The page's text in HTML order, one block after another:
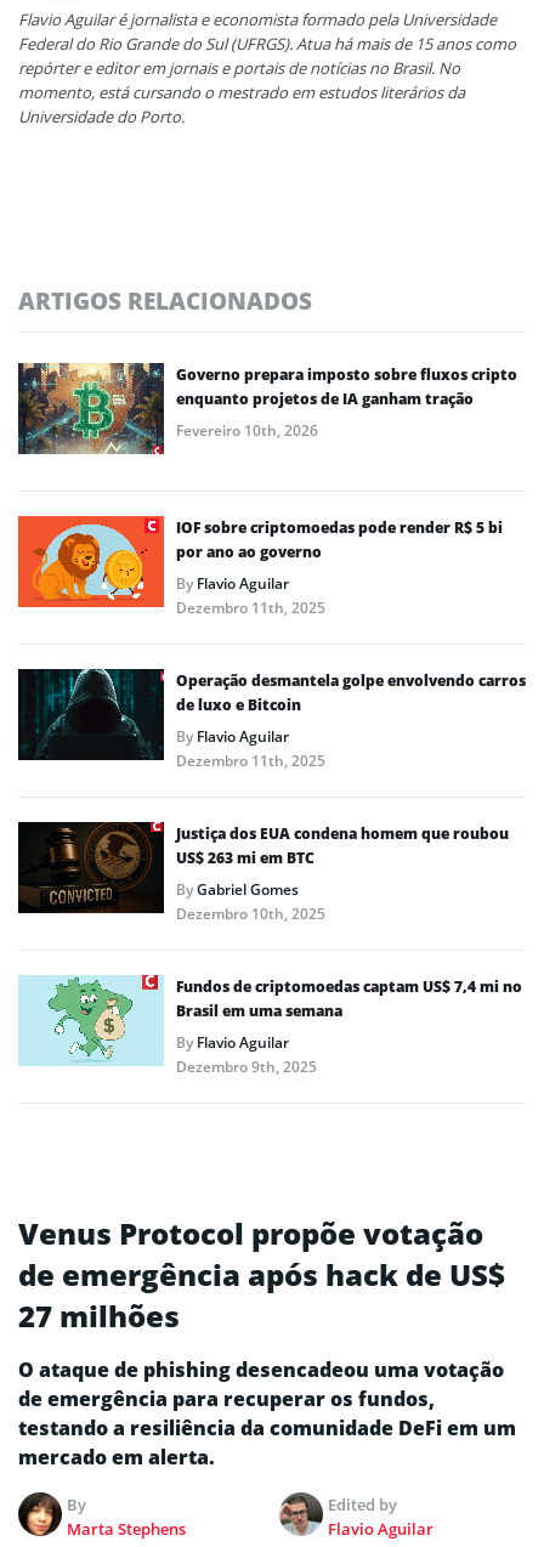
Flavio Aguilar é jornalista e economista formado pela Universidade
Federal do Rio Grande do Sul (UFRGS). Atua há mais de 15 anos como
repórter e editor em jornais e portais de notícias no Brasil. No
momento, está cursando o mestrado em estudos literários da
Universidade do Porto.
ARTIGOS RELACIONADOS
Governo prepara imposto sobre fluxos cripto
enquanto projetos de IA ganham tração
Fevereiro 10th, 2026
IOF sobre criptomoedas pode render R$ 5 bi
por ano ao governo
ByFlavio Aguilar
Dezembro 11th, 2025
Operação desmantela golpe envolvendo carros
de luxo e Bitcoin
ByFlavio Aguilar
Dezembro 11th, 2025
Justiça dos EUA condena homem que roubou
US$ 263 mi em BTC
ByGabriel Gomes
Dezembro 10th, 2025
Fundos de criptomoedas captam US$ 7,4 mi no
Brasil em uma semana
ByFlavio Aguilar
Dezembro 9th, 2025
Venus Protocol propõe votação
de emergência após hack de US$
27 milhões
O ataque de phishing desencadeou uma votação
de emergência para recuperar os fundos,
testando a resiliência da comunidade DeFi em um
mercado em alerta.
By
Marta Stephens
Edited by
Flavio Aguilar